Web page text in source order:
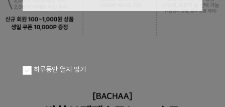
PAYCO 바로구
하루동안 열지 않기